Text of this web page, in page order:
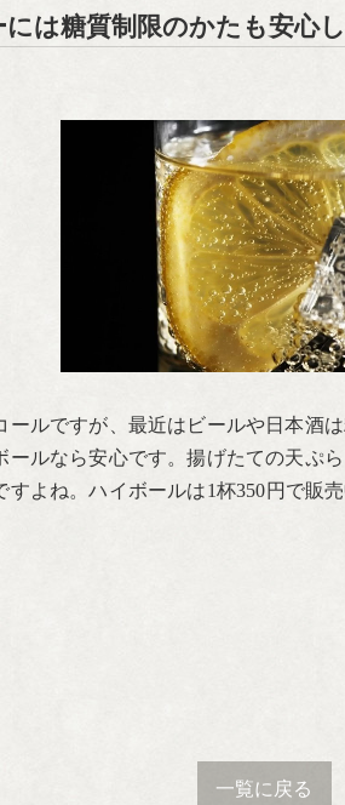
は糖質制限のかたも安心
ールですが、最近はビールや日本酒
ールなら安心です。揚げたての天ぷ
すよね。ハイボールは1杯350円で販
一覧に戻る